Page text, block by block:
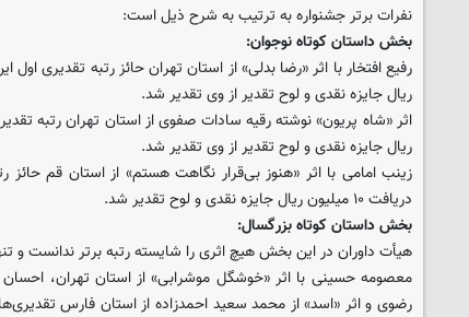
نفرات بر‌تر جشنواره به ترتیب به شرح ذیل است:
بخش داستان كوتاه نوجوان:
ریال جایزه نقدی و لوح تقدیر از وی تقدیر شد.
ریال جایزه نقدی و لوح تقدیر از وی تقدیر شد.
زینب امامی با اثر «هنوز بی‌قرار نگاهت هستم» از استان قم
دریافت ۱۰ میلیون ریال جایزه نقدی و لوح تقدیر شد.
بخش داستان كوتاه بزرگسال:
هیأت داوران در این بخش هیچ اثری را شایسته رتبه بر‌تر ندانست و تنها ۳ اثر را شایسته تقدیر
معصومه حسینی با اثر «خوشگل موشرابی» از استان تهران، احسان